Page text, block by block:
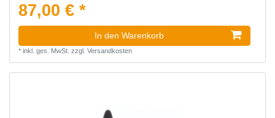
87,00 € *
In den Warenkorb
* inkl. ges. MwSt. zzgl. Versandkosten